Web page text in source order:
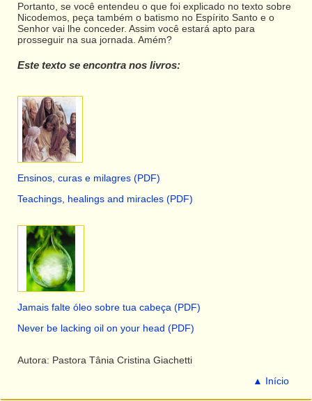
Portanto, se você entendeu o que foi explicado no texto sobre
Nicodemos, peça também o batismo no Espírito Santo e o
Senhor vai lhe conceder. Assim você estará apto para
prosseguir na sua jornada. Amém?
Este texto se encontra nos livros:
Ensinos, curas e milagres (PDF)
Teachings, healings and miracles (PDF)
Jamais falte óleo sobre tua cabeça (PDF)
Never be lacking oil on your head (PDF)
Autora: Pastora Tânia Cristina Giachetti
▲ Início